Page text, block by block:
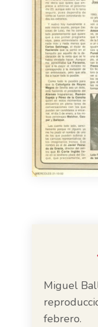
Miguel
febrero.